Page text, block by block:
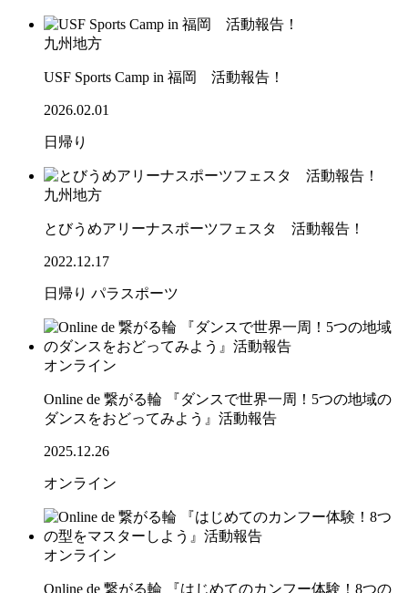
九州地方
USF Sports Camp in 福岡 活動報告！
2026.02.01
日帰り
九州地方
とびうめアリーナスポーツフェスタ 活動報告！
2022.12.17
日帰り パラスポーツ
オンライン
Online de 繋がる輪 『ダンスで世界一周！5つの地域の
ダンスをおどってみよう』活動報告
2025.12.26
オンライン
オンライン
Online de 繋がる輪 『はじめてのカンフー体験！8つの